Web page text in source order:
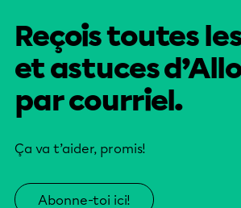
Reçois toutes
et astuces
par courriel.
Ça va t’aider, promis!
Abonne-toi ici!